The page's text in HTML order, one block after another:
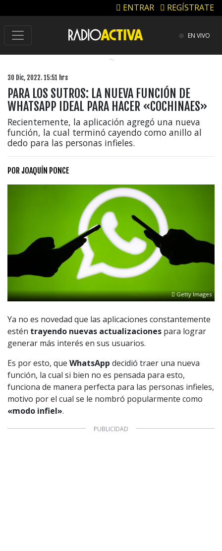
ENTRAR REGÍSTRATE
EN VIVO
30 Dic, 2022. 15:51 hrs
PARA LOS SUTROS: LA NUEVA FUNCIÓN DE
WHATSAPP IDEAL PARA HACER «COCHINAES»
Recientemente, la aplicación agregó una nueva
función, la cual terminó cayendo como anillo al
dedo para las personas infieles.
POR JOAQUÍN PONCE
Getty Images
Ya no es novedad que las aplicaciones constantemente
estén trayendo nuevas actualizaciones para lograr
generar más interés en sus usuarios.
Es por esto, que WhatsApp decidió traer una nueva
función, la cual si bien no es pensada para esto,
funciona de manera perfecta para las personas infieles,
motivo por el cual se le nombró popularmente como
«modo infiel».